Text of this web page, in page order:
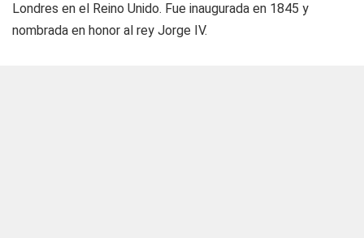
Londres en el Reino Unido. Fue inaugurada en 1845 y
nombrada en honor al rey Jorge IV.